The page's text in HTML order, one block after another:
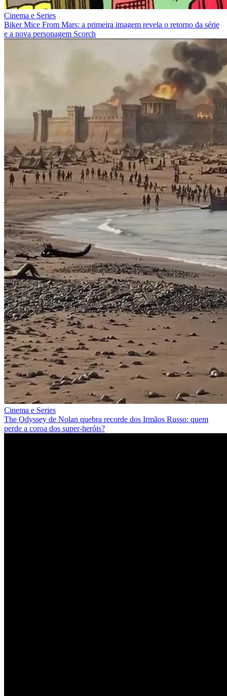
Cinema e Series
Biker Mice From Mars: a primeira imagem revela o retorno da série
e a nova personagem Scorch
Cinema e Series
The Odyssey de Nolan quebra recorde dos Irmãos Russo: quem
perde a coroa dos super-heróis?